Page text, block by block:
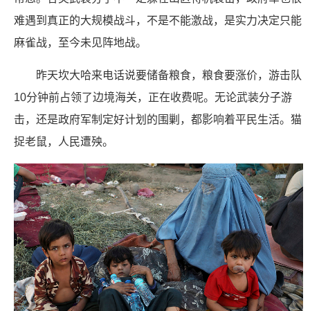
难遇到真正的大规模战斗，不是不能激战，是实力决定只能
麻雀战，至今未见阵地战。
昨天坎大哈来电话说要储备粮食，粮食要涨价，游击队
10分钟前占领了边境海关，正在收费呢。无论武装分子游
击，还是政府军制定好计划的围剿，都影响着平民生活。猫
捉老鼠，人民遭殃。